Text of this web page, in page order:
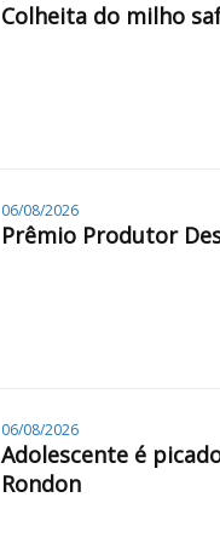
Colheita do milho
06/08/2026
Prêmio Produtor
06/08/2026
Adolescente é
Rondon